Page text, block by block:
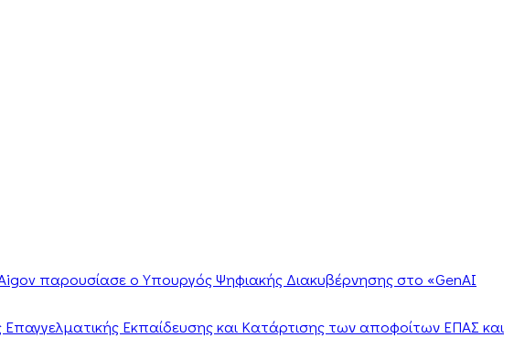
παρουσίασε ο Υπουργός Ψηφιακής Διακυβέρνησης στο «GenAI
Εκπαίδευσης και Κατάρτισης των αποφοίτων ΕΠΑΣ και